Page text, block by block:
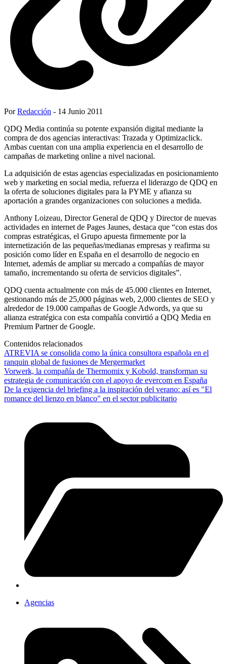
PorRedacción - 14 Junio 2011
QDQ Media continúa su potente expansión digital mediante la
compra de dos agencias interactivas: Trazada y Optimizaclick.
Ambas cuentan con una amplia experiencia en el desarrollo de
campañas de marketing online a nivel nacional.
La adquisición de estas agencias especializadas en posicionamiento
web y marketing en social media, refuerza el liderazgo de QDQ en
la oferta de soluciones digitales para la PYME y afianza su
aportación a grandes organizaciones con soluciones a medida.
Anthony Loizeau, Director General de QDQ y Director de nuevas
actividades en internet de Pages Jaunes, destaca que “con estas dos
compras estratégicas, el Grupo apuesta firmemente por la
internetización de las pequeñas/medianas empresas y reafirma su
posición como líder en España en el desarrollo de negocio en
Internet, además de ampliar su mercado a compañías de mayor
tamaño, incrementando su oferta de servicios digitales”.
QDQ cuenta actualmente con más de 45.000 clientes en Internet,
gestionando más de 25,000 páginas web, 2,000 clientes de SEO y
alrededor de 19.000 campañas de Google Adwords, ya que su
alianza estratégica con esta compañía convirtió a QDQ Media en
Premium Partner de Google.
Contenidos relacionados
ATREVIA se consolida como la única consultora española en el
ranquin global de fusiones de Mergermarket
Vorwerk, la compañía de Thermomix y Kobold, transforman su
estrategia de comunicación con el apoyo de evercom en España
De la exigencia del briefing a la inspiración del verano: así es "El
romance del lienzo en blanco" en el sector publicitario
Agencias